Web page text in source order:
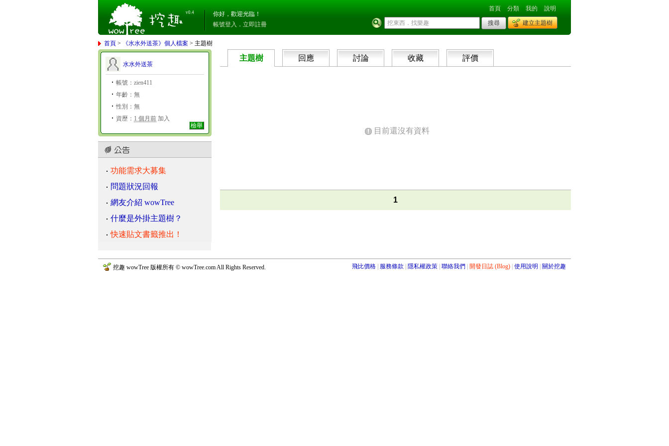
v0.4
你好，歡迎光臨！
帳號登入 ． 立即註冊
首頁 分類 我的 說明
建立主題樹
首頁 > 《水水外送茶》個人檔案 > 主題樹
水水外送茶
帳號：zien411
年齡：無
性別：無
資歷： 1 個月前 加入
檢舉
功能需求大募集
問題狀況回報
網友介紹 wowTree
什麼是外掛主題樹？
快速貼文書籤推出！
主題樹 回應 討論 收藏 評價
目前還沒有資料
1
挖趣 wowTree 版權所有 © wowTree.com All Rights Reserved. 飛比價格 服務條款 隱私權政策 聯絡我們 開發日誌 (Blog) 使用說明 關於挖趣